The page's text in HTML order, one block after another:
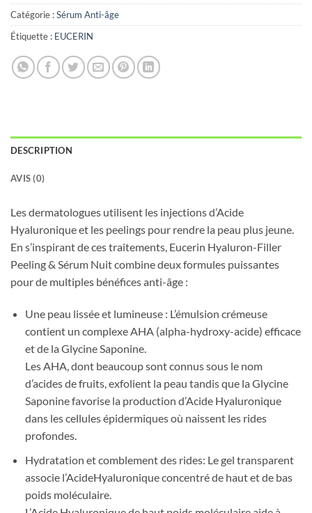
Catégorie :Sérum Anti-âge
Étiquette : EUCERIN
DESCRIPTION
AVIS (0)
Les dermatologues utilisent les injections d’Acide
Hyaluronique et les peelings pour rendre la peau plus jeune.
En s’inspirant de ces traitements, Eucerin Hyaluron-Filler
Peeling & Sérum Nuit combine deux formules puissantes
pour de multiples bénéfices anti-âge :
Une peau lissée et lumineuse : L’émulsion crémeuse
contient un complexe AHA (alpha-hydroxy-acide) efficace
et de la Glycine Saponine.
Les AHA, dont beaucoup sont connus sous le nom
d’acides de fruits, exfolient la peau tandis que la Glycine
Saponine favorise la production d’Acide Hyaluronique
dans les cellules épidermiques où naissent les rides
profondes.
Hydratation et comblement des rides: Le gel transparent
associe l’AcideHyaluronique concentré de haut et de bas
poids moléculaire.